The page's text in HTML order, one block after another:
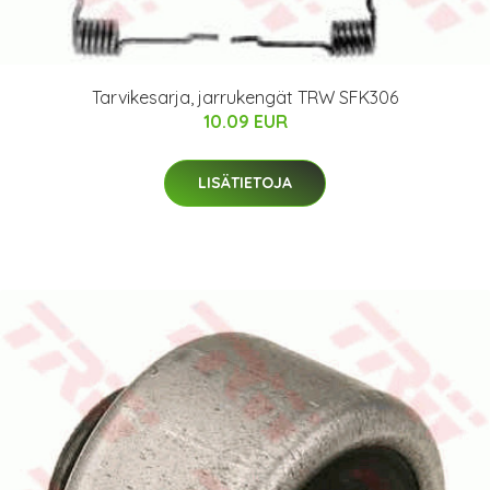
Tarvikesarja, jarrukengät TRW SFK306
10.09 EUR
LISÄTIETOJA